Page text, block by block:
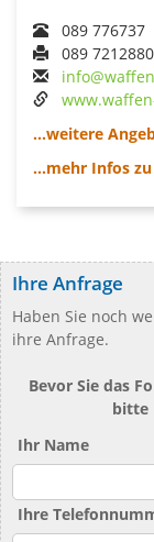
089 776737
089 7212880
...weitere
...mehr Infos
Ihre Anfrage
Haben Sie noch
ihre Anfrage.
Bevor Sie das
bitte
Ihr Name
Ihre